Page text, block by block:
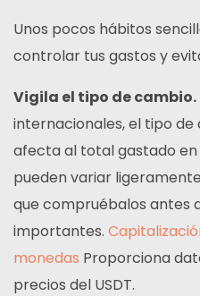
Unos pocos hábitos
controlar tus gastos y
Vigila el tipo de cambio.
internacionales, el tipo
afecta al total gastado en
pueden variar
que compruébalos antes
importantes.
monedas Proporciona
precios del USDT.